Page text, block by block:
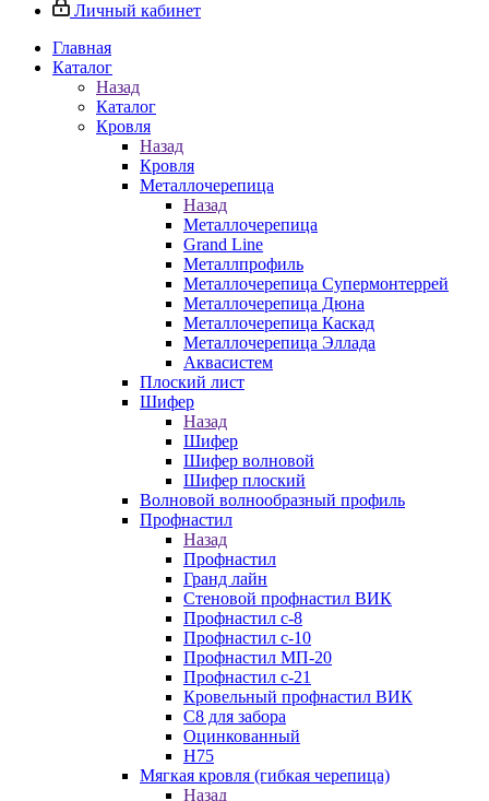
Личный кабинет
Главная
Каталог
Назад
Каталог
Кровля
Назад
Кровля
Металлочерепица
Назад
Металлочерепица
Grand Line
Металлпрофиль
Металлочерепица Супермонтеррей
Металлочерепица Дюна
Металлочерепица Каскад
Металлочерепица Эллада
Аквасистем
Плоский лист
Шифер
Назад
Шифер
Шифер волновой
Шифер плоский
Волновой волнообразный профиль
Профнастил
Назад
Профнастил
Гранд лайн
Стеновой профнастил ВИК
Профнастил с-8
Профнастил с-10
Профнастил МП-20
Профнастил с-21
Кровельный профнастил ВИК
С8 для забора
Оцинкованный
Н75
Мягкая кровля (гибкая черепица)
Назад